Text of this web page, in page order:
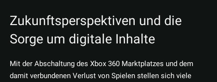
Zukunftsperspektiven und die
Sorge um digitale Inhalte
Mit der Abschaltung des Xbox 360 Marktplatzes und dem
damit verbundenen Verlust von Spielen stellen sich viele